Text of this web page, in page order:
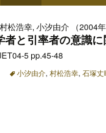
松浩幸, 小汐由介 （2004年
者と引率者の意識
5 pp.45-48
小汐由介, 村松浩幸, 石塚丈